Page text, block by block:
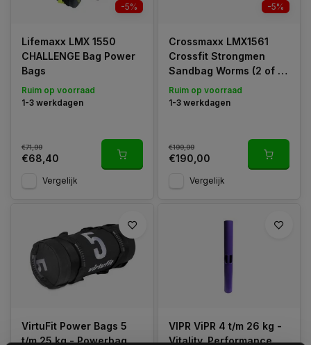
-5%
Lifemaxx LMX 1550
CHALLENGE Bag Power
Bags
Ruim op voorraad
1-3 werkdagen
€71,99
€68,40
Vergelijk
-5%
Crossmaxx LMX1561
Crossfit Strongmen
Sandbag Worms (2 of 4
personen)
Ruim op voorraad
1-3 werkdagen
€199,99
€190,00
Vergelijk
VirtuFit Power Bags 5
t/m 25 kg - Powerbag
VIPR ViPR 4 t/m 26 kg -
Vitality. Performance.